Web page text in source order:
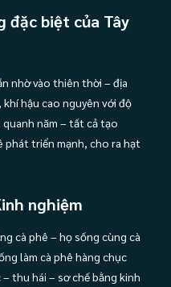
đặc biệt của Tây
nhờ vào thiên thời – địa
hậu cao nguyên với độ
năm – tất cả tạo
phát triển mạnh, cho ra hạt
nghiệm
cà phê – họ sống cùng cà
làm cà phê hàng chục
thu hái – sơ chế bằng kinh